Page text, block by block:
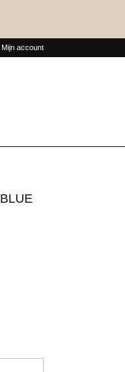
Mijn account